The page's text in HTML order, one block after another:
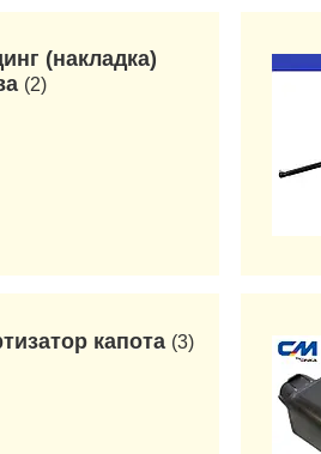
(накладка)
2
капота 3